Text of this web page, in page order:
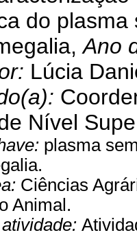
do
Ano
Lúcia
Nível
plasma
Ciências
Animal.